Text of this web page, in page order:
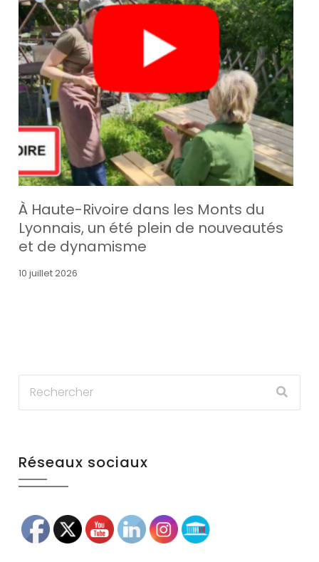
À Haute-Rivoire dans les Monts du
Lyonnais, un été plein de nouveautés
et de dynamisme
10 juillet 2026
Réseaux sociaux